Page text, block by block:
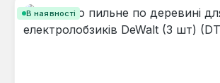
В наявності